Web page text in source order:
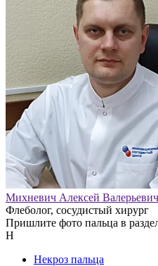
Михневич Алексей Валерьевич
Флеболог, сосудистый хирург
Пришлите фото пальца в
Н
Некроз пальца